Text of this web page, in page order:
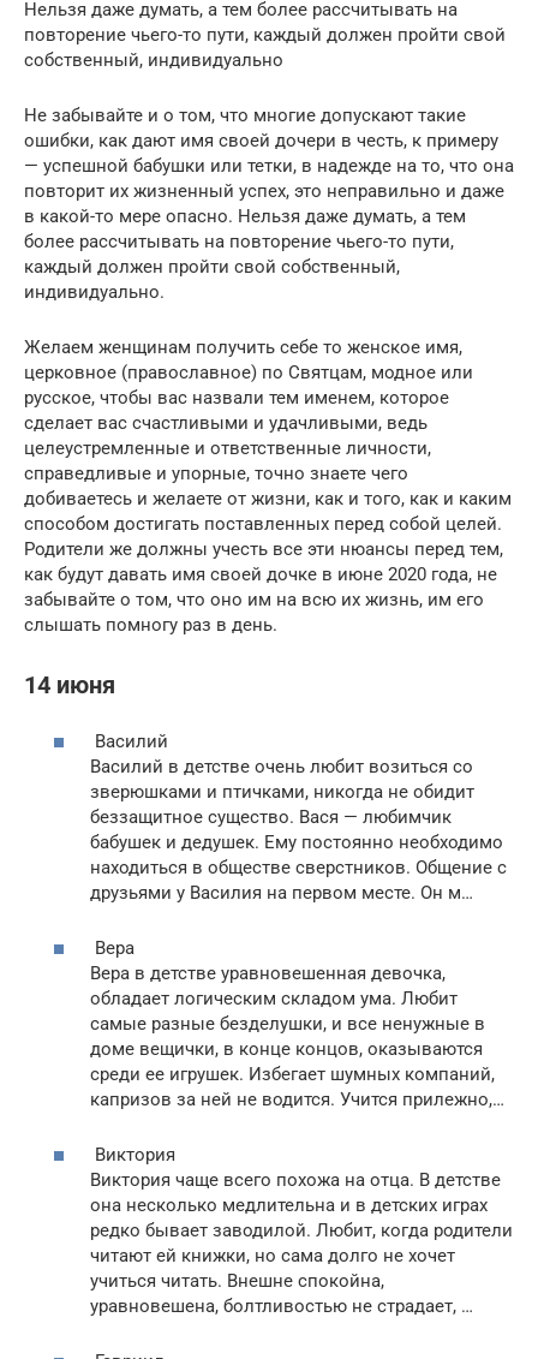
Нельзя даже думать, а тем более рассчитывать на
повторение чьего-то пути, каждый должен пройти свой
собственный, индивидуально
Не забывайте и о том, что многие допускают такие
ошибки, как дают имя своей дочери в честь, к примеру
— успешной бабушки или тетки, в надежде на то, что она
повторит их жизненный успех, это неправильно и даже
в какой-то мере опасно. Нельзя даже думать, а тем
более рассчитывать на повторение чьего-то пути,
каждый должен пройти свой собственный,
индивидуально.
Желаем женщинам получить себе то женское имя,
церковное (православное) по Святцам, модное или
русское, чтобы вас назвали тем именем, которое
сделает вас счастливыми и удачливыми, ведь
целеустремленные и ответственные личности,
справедливые и упорные, точно знаете чего
добиваетесь и желаете от жизни, как и того, как и каким
способом достигать поставленных перед собой целей.
Родители же должны учесть все эти нюансы перед тем,
как будут давать имя своей дочке в июне 2020 года, не
забывайте о том, что оно им на всю их жизнь, им его
слышать помногу раз в день.
14 июня
Василий
Василий в детстве очень любит возиться со
зверюшками и птичками, никогда не обидит
беззащитное существо. Вася — любимчик
бабушек и дедушек. Ему постоянно необходимо
находиться в обществе сверстников. Общение с
друзьями у Василия на первом месте. Он м…
Вера
Вера в детстве уравновешенная девочка,
обладает логическим складом ума. Любит
самые разные безделушки, и все ненужные в
доме вещички, в конце концов, оказываются
среди ее игрушек. Избегает шумных компаний,
капризов за ней не водится. Учится прилежно,…
Виктория
Виктория чаще всего похожа на отца. В детстве
она несколько медлительна и в детских играх
редко бывает заводилой. Любит, когда родители
читают ей книжки, но сама долго не хочет
учиться читать. Внешне спокойна,
уравновешена, болтливостью не страдает, …